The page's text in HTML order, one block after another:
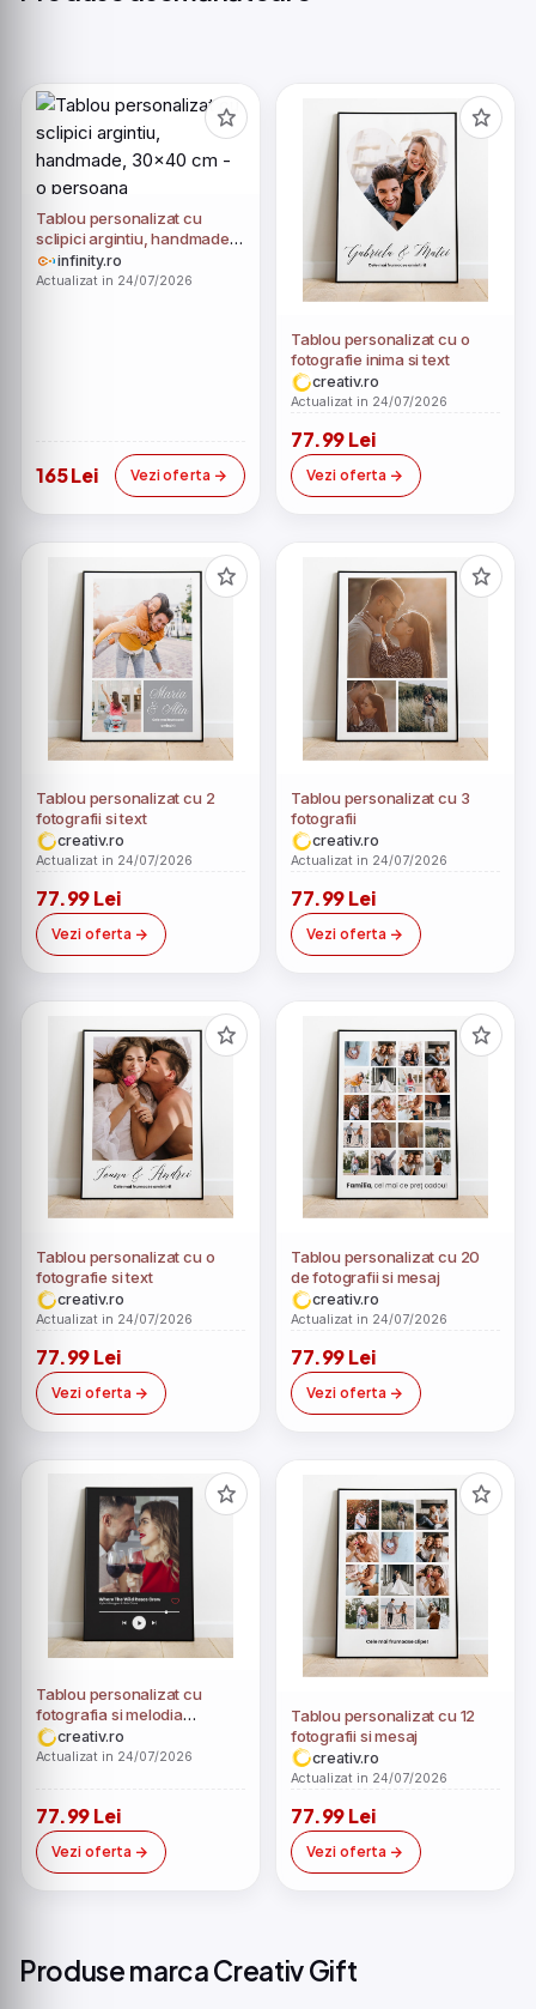
Tablou personalizat cu
sclipici argintiu, handmade,
30x40 cm - o persoana
infinity.ro
Actualizat in 24/07/2026
165 Lei Vezi oferta
Tablou personalizat cu o
fotografie inima si text
creativ.ro
Actualizat in 24/07/2026
77.99 Lei
Vezi oferta
Tablou personalizat cu 2
fotografii si text
creativ.ro
Actualizat in 24/07/2026
77.99 Lei
Vezi oferta
Tablou personalizat cu 3
fotografii
creativ.ro
Actualizat in 24/07/2026
77.99 Lei
Vezi oferta
Tablou personalizat cu o
fotografie si text
creativ.ro
Actualizat in 24/07/2026
77.99 Lei
Vezi oferta
Tablou personalizat cu 20
de fotografii si mesaj
creativ.ro
Actualizat in 24/07/2026
77.99 Lei
Vezi oferta
Tablou personalizat cu
fotografia si melodia
preferata
creativ.ro
Actualizat in 24/07/2026
77.99 Lei
Vezi oferta
Tablou personalizat cu 12
fotografii si mesaj
creativ.ro
Actualizat in 24/07/2026
77.99 Lei
Vezi oferta
Produse marca Creativ Gift